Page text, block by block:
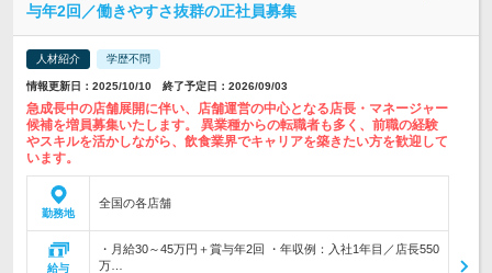
与年2回／働きやすさ抜群の正社員募集
人材紹介 学歴不問
情報更新日：2025/10/10 終了予定日：2026/09/03
急成長中の店舗展開に伴い、店舗運営の中心となる店長・マネージャー
候補を増員募集いたします。 異業種からの転職者も多く、前職の経験
やスキルを活かしながら、飲食業界でキャリアを築きたい方を歓迎して
います。
勤務地
全国の各店舗
給与
・月給30～45万円＋賞与年2回 ・年収例：入社1年目／店長550
万…